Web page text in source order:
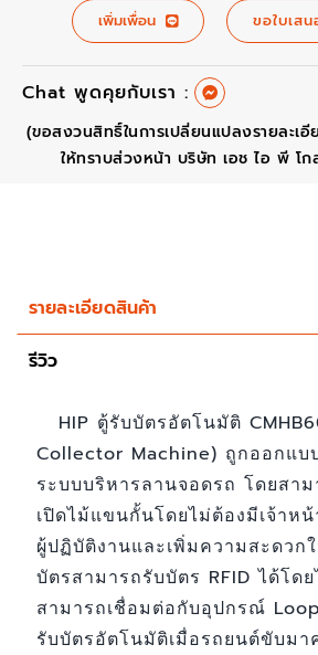
เพิ่มเพื่อน ขอใบเสน
Chat พูดคุยกับเรา :
(ขอสงวนสิทธิ์ในการเปลี่ยนแปลงรายละเ
ให้ทราบส่วงหน้า บริษัท เอช ไอ พี โ
รายละเอียดสินค้า
รีวิว
HIP ตู้รับบัตรอัตโนมัติ
Collector Machine) ถูกออกแบ
ระบบบริหารลานจอดรถ โดยสา
เปิดไม้แขนกั้นโดยไม่ต้องมีเจ้าห
ผู้ปฏิบัติงานและเพิ่มความสะดวก
บัตรสามารถรับบัตร RFID ได้โด
สามารถเชื่อมต่อกับอุปกรณ์
รับบัตรอัตโนมัติเมื่อรถยนต์ขับม